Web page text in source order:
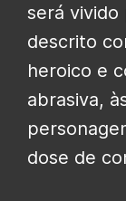
será
descrito
heroico e
abrasiva,
dose de